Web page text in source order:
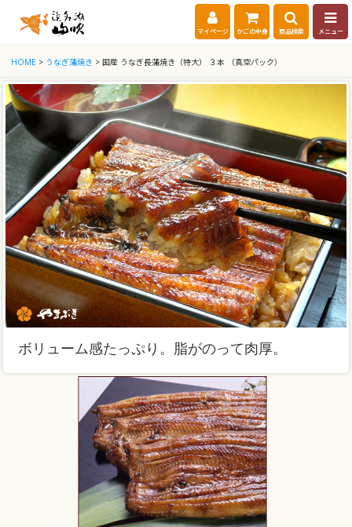
マイページ かごの中身 商品検索 メニュー
HOME > うなぎ蒲焼き > 国産 うなぎ長蒲焼き（特大） ３本 （真空パック）
ボリューム感たっぷり。脂がのって肉厚。